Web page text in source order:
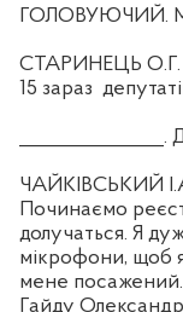
ГОЛОВУЮЧИЙ.
СТАРИНЕЦЬ О.Г.
15 зараз
ЧАЙКІВСЬКИЙ
Починаємо
долучаться. Я
мікрофони, щоб
мене посажений.
Гайду